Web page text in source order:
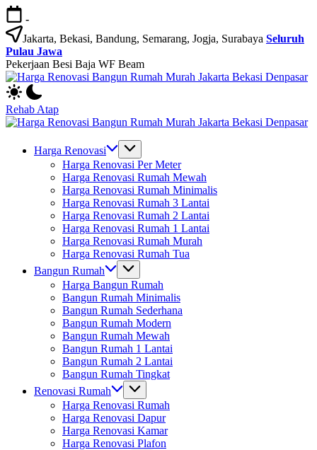
Skip
to
content
-
Jakarta, Bekasi, Bandung, Semarang, Jogja, Surabaya Seluruh
Pulau Jawa
Pekerjaan Besi Baja WF Beam
Jasa
Bangun
Rumah
dan
Rumah
Rehab Atap
Bangun
Rumah
Harga Renovasi
Harga Renovasi Per Meter
Harga Renovasi Rumah Mewah
Harga Renovasi Rumah Minimalis
Harga Renovasi Rumah 3 Lantai
Harga Renovasi Rumah 2 Lantai
Harga Renovasi Rumah 1 Lantai
Harga Renovasi Rumah Murah
Harga Renovasi Rumah Tua
Bangun Rumah
Harga Bangun Rumah
Bangun Rumah Minimalis
Bangun Rumah Sederhana
Bangun Rumah Modern
Bangun Rumah Mewah
Bangun Rumah 1 Lantai
Bangun Rumah 2 Lantai
Bangun Rumah Tingkat
Renovasi Rumah
Harga Renovasi Rumah
Harga Renovasi Dapur
Harga Renovasi Kamar
Harga Renovasi Plafon